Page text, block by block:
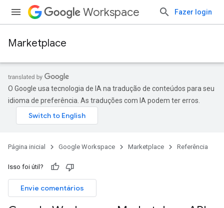
Workspace Fazer login
Marketplace
O Google usa tecnologia de IA na tradução de conteúdos para seu
idioma de preferência. As traduções com IA podem ter erros.
Página inicial Google Workspace Marketplace Referência
Isso foi útil?
Envie comentários